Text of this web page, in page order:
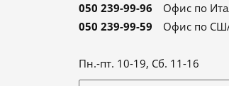
050 239-99-96
Офис по
050 239-99-59
Офис по
Пн.-пт. 10-19, Сб. 11-16